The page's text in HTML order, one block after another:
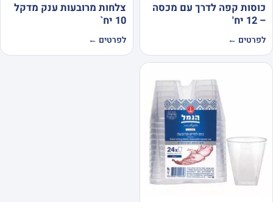
כוסות קפה לדרך עם מכסה
– 12 יח'
לפרטים ←
צלחות מרובעות ענק מדקל
10 יח`
לפרטים ←